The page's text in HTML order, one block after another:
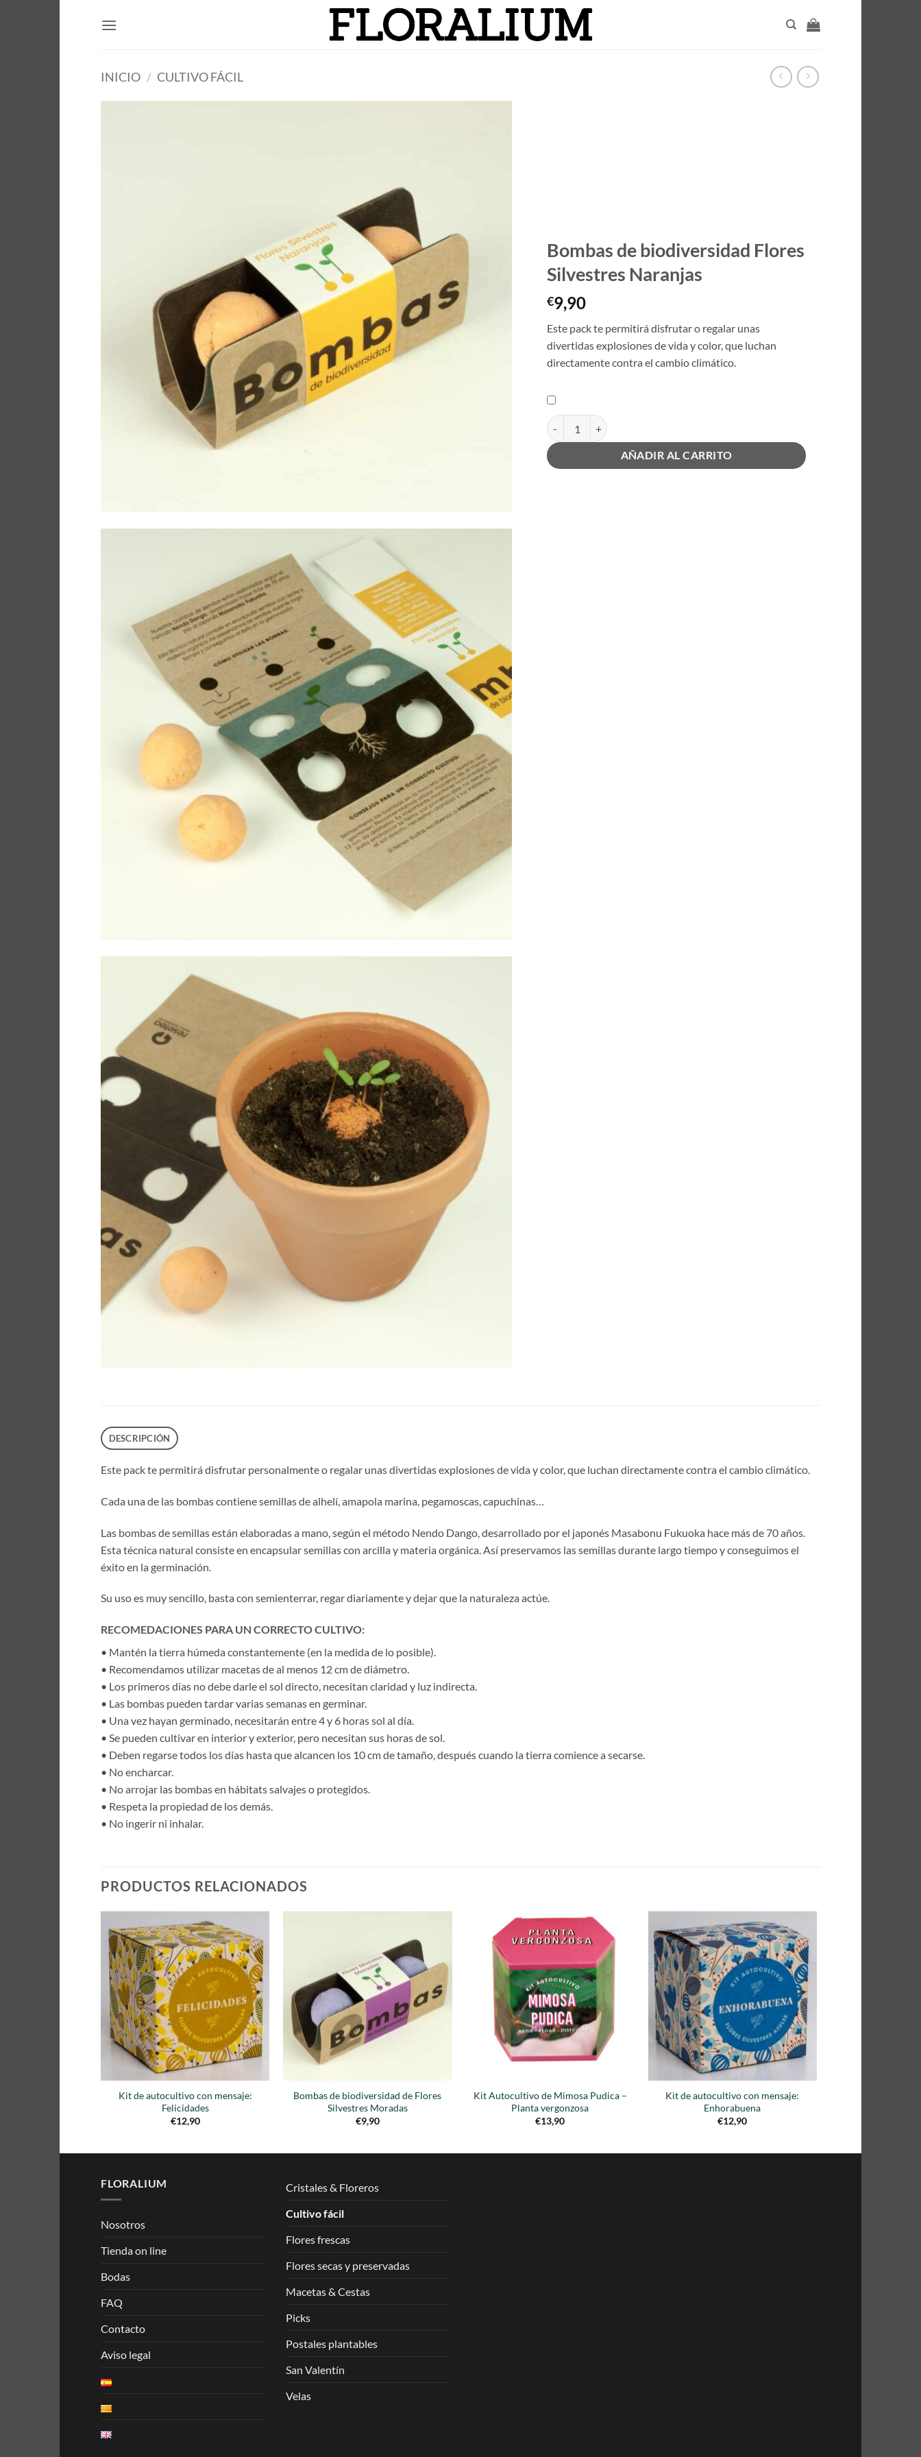
INICIO / CULTIVO FÁCIL
Bombas de biodiversidad Flores
Silvestres Naranjas
€9,90
Este pack te permitirá disfrutar o regalar unas
divertidas explosiones de vida y color, que luchan
directamente contra el cambio climático.
Bombas de biodiversidad Flores Silvestres Naranjas cantidad
AÑADIR AL CARRITO
DESCRIPCIÓN
Este pack te permitirá disfrutar personalmente o regalar unas divertidas explosiones de vida y color, que luchan directamente contra el cambio climático.
Cada una de las bombas contiene semillas de alhelí, amapola marina, pegamoscas, capuchinas…
Las bombas de semillas están elaboradas a mano, según el método Nendo Dango, desarrollado por el japonés Masabonu Fukuoka hace más de 70 años.
Esta técnica natural consiste en encapsular semillas con arcilla y materia orgánica. Así preservamos las semillas durante largo tiempo y conseguimos el
éxito en la germinación.
Su uso es muy sencillo, basta con semienterrar, regar diariamente y dejar que la naturaleza actúe.
RECOMEDACIONES PARA UN CORRECTO CULTIVO:
• Mantén la tierra húmeda constantemente (en la medida de lo posible).
• Recomendamos utilizar macetas de al menos 12 cm de diámetro.
• Los primeros días no debe darle el sol directo, necesitan claridad y luz indirecta.
• Las bombas pueden tardar varias semanas en germinar.
• Una vez hayan germinado, necesitarán entre 4 y 6 horas sol al día.
• Se pueden cultivar en interior y exterior, pero necesitan sus horas de sol.
• Deben regarse todos los días hasta que alcancen los 10 cm de tamaño, después cuando la tierra comience a secarse.
• No encharcar.
• No arrojar las bombas en hábitats salvajes o protegidos.
• Respeta la propiedad de los demás.
• No ingerir ni inhalar.
PRODUCTOS RELACIONADOS
Añadir
a la
lista de
deseos
Kit de autocultivo con mensaje:
Felicidades
€12,90
Añadir
a la
lista de
deseos
Bombas de biodiversidad de Flores
Silvestres Moradas
€9,90
Añadir
a la
lista de
Kit Autocultivo de Mimosa Pudica –
Planta vergonzosa
€13,90
Añadir
a la
lista de
deseos
Kit de autocultivo con mensaje:
Enhorabuena
€12,90
FLORALIUM
Nosotros
Tienda on line
Bodas
FAQ
Contacto
Aviso legal
Cristales & Floreros
Cultivo fácil
Flores frescas
Flores secas y preservadas
Macetas & Cestas
Picks
Postales plantables
San Valentín
Velas